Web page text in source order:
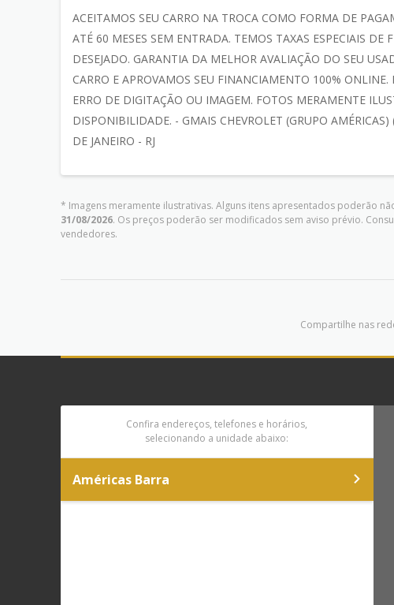
ACEITAMOS SEU CARRO NA TROCA COMO FORMA DE
ATÉ 60 MESES SEM ENTRADA. TEMOS TAXAS ESPECIAIS
DESEJADO. GARANTIA DA MELHOR AVALIAÇÃO DO SEU
CARRO E APROVAMOS SEU FINANCIAMENTO 100%
ERRO DE DIGITAÇÃO OU IMAGEM. FOTOS MERAMENTE
DISPONIBILIDADE. - GMAIS CHEVROLET (GRUPO
DE JANEIRO - RJ
* Imagens meramente ilustrativas. Alguns itens apresentados poderão
31/08/2026. Os preços poderão ser modificados sem aviso prévio.
vendedores.
Compartilhe nas
Confira endereços, telefones e horários,
selecionando a unidade abaixo:
Américas Barra